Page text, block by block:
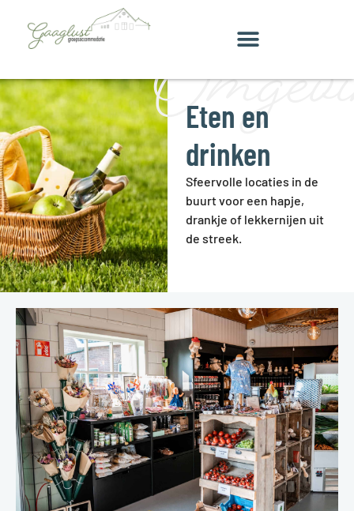
Eten en
drinken
Sfeervolle locaties in de
buurt voor een hapje,
drankje of lekkernijen uit
de streek.